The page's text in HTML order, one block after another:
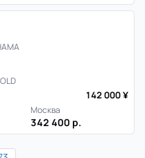
142 000 ¥
Москва
342 400 р.